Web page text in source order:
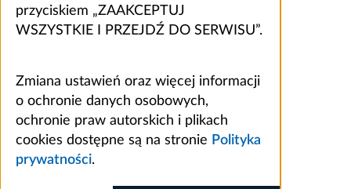
przyciskiem „ZAAKCEPTUJ
WSZYSTKIE I PRZEJDŹ DO SERWISU”.
Zmiana ustawień oraz więcej informacji
o ochronie danych osobowych,
ochronie praw autorskich i plikach
cookies dostępne są na stronie Polityka
prywatności.